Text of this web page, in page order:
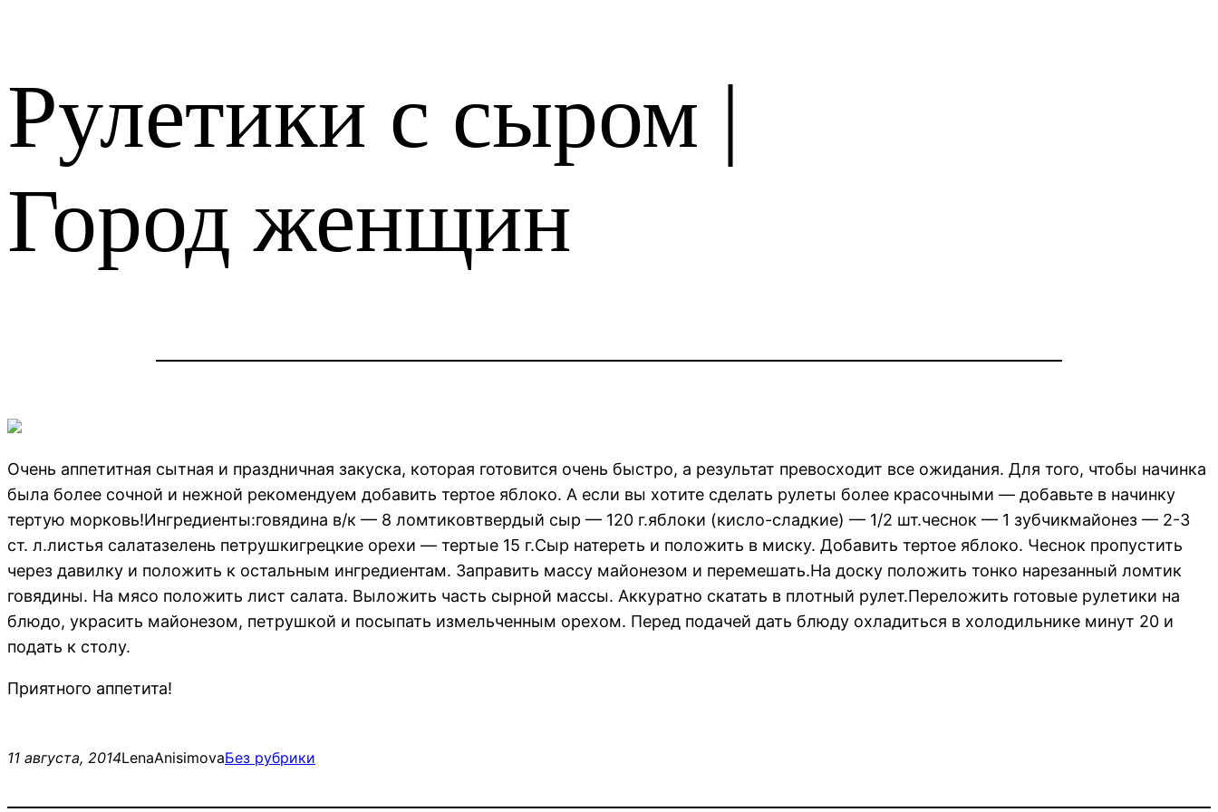
Рулетики с сыром |
Город женщин
Очень аппетитная сытная и праздничная закуска, которая готовится очень быстро, а результат превосходит все ожидания. Для того, чтобы начинка
была более сочной и нежной рекомендуем добавить тертое яблоко. А если вы хотите сделать рулеты более красочными — добавьте в начинку
тертую морковь!Ингредиенты:говядина в/к — 8 ломтиковтвердый сыр — 120 г.яблоки (кисло-сладкие) — 1/2 шт.чеснок — 1 зубчикмайонез — 2-3
ст. л.листья салатазелень петрушкигрецкие орехи — тертые 15 г.Сыр натереть и положить в миску. Добавить тертое яблоко. Чеснок пропустить
через давилку и положить к остальным ингредиентам. Заправить массу майонезом и перемешать.На доску положить тонко нарезанный ломтик
говядины. На мясо положить лист салата. Выложить часть сырной массы. Аккуратно скатать в плотный рулет.Переложить готовые рулетики на
блюдо, украсить майонезом, петрушкой и посыпать измельченным орехом. Перед подачей дать блюду охладиться в холодильнике минут 20 и
подать к столу.
Приятного аппетита!
11 августа, 2014LenaAnisimovaБез рубрики